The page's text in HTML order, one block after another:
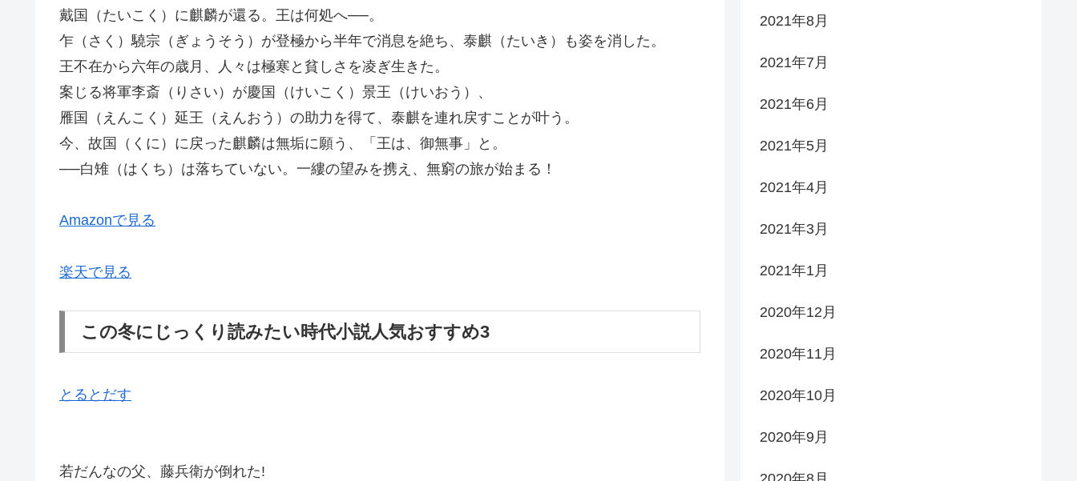
戴国（たいこく）に麒麟が還る。王は何処へ──。
乍（さく）驍宗（ぎょうそう）が登極から半年で消息を絶ち、泰麒（たいき）も姿を消した。
王不在から六年の歳月、人々は極寒と貧しさを凌ぎ生きた。
案じる将軍李斎（りさい）が慶国（けいこく）景王（けいおう）、
雁国（えんこく）延王（えんおう）の助力を得て、泰麒を連れ戻すことが叶う。
今、故国（くに）に戻った麒麟は無垢に願う、「王は、御無事」と。
──白雉（はくち）は落ちていない。一縷の望みを携え、無窮の旅が始まる！
Amazonで見る
楽天で見る
この冬にじっくり読みたい時代小説人気おすすめ3
とるとだす
若だんなの父、藤兵衛が倒れた!
2021年8月
2021年7月
2021年6月
2021年5月
2021年4月
2021年3月
2021年1月
2020年12月
2020年11月
2020年10月
2020年9月